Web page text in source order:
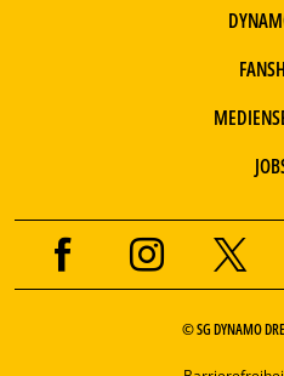
© SG DYNAMO